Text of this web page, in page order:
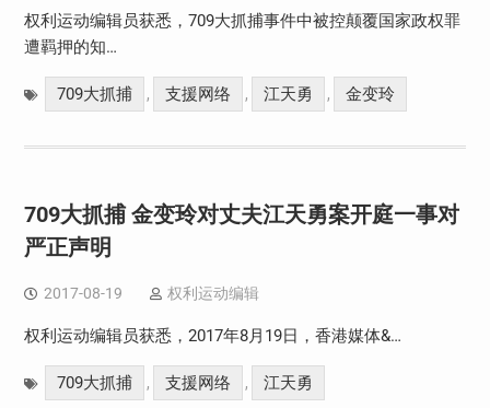
权利运动编辑员获悉，709大抓捕事件中被控颠覆国家政权罪
遭羁押的知…
709大抓捕 , 支援网络 , 江天勇 , 金变玲
709大抓捕 金变玲对丈夫江天勇案开庭一事对
严正声明
2017-08-19 权利运动编辑
权利运动编辑员获悉，2017年8月19日，香港媒体&…
709大抓捕 , 支援网络 , 江天勇